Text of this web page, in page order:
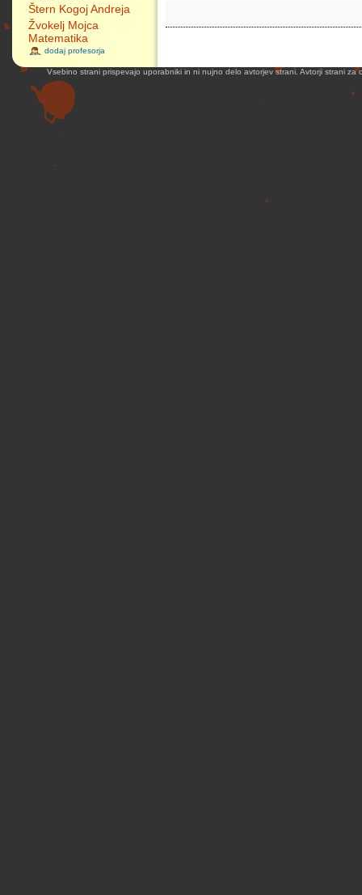
Štern Kogoj Andreja
Žvokelj Mojca
Matematika
dodaj profesorja
Vsebino strani prispevajo uporabniki in ni nujno delo avtorjev strani. Avtorji strani